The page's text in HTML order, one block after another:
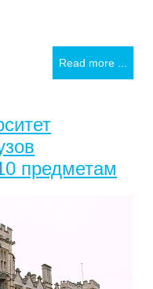
Read more ...
предметам